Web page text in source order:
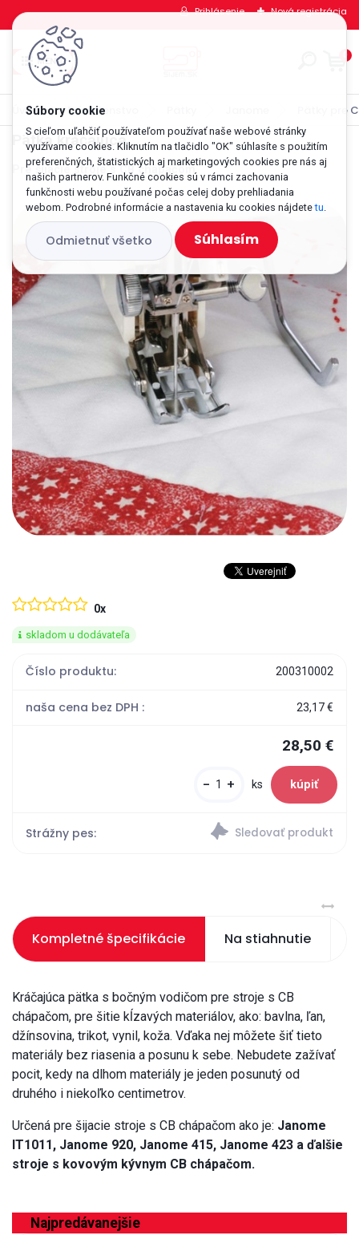
S cieľom uľahčiť používateľom používať naše webové stránky
využívame cookies. Kliknutím na tlačidlo "OK" súhlasíte s použitím
preferenčných, štatistických aj marketingových cookies pre nás aj
našich partnerov. Funkčné cookies sú v rámci zachovania
funkčnosti webu používané počas celej doby prehliadania
webom. Podrobné informácie a nastavenia ku cookies nájdetetu.
Odmietnuť všetko Súhlasím
Prihlásenie Nová registrácia
0
Úvod Príslušenstvo Pätky pre
Pätka kráčajúca
Pre šijacie stroje s CB chápačom
skladom u dodávateľa
0x
Číslo produktu: 200310002
naša cena bez DPH : 23,17 €
28,50 €
Strážny pes:
- + ks
Kompletné špecifikácie Na stiahnutie
Kráčajúca pätka s bočným vodičom pre stroje s CB
chápačom, pre šitie kĺzavých materiálov, ako: bavlna, ľan,
džínsovina, trikot, vynil, koža. Vďaka nej môžete šiť tieto
materiály bez riasenia a posunu k sebe. Nebudete zažívať
pocit, kedy na dlhom materiály je jeden posunutý od
druhého i niekoľko centimetrov.
Určená pre šijacie stroje s CB chápačom ako je: Janome
IT1011, Janome 920, Janome 415, Janome 423 a ďalšie
stroje s kovovým kývnym CB chápačom.
Najpredávanejšie